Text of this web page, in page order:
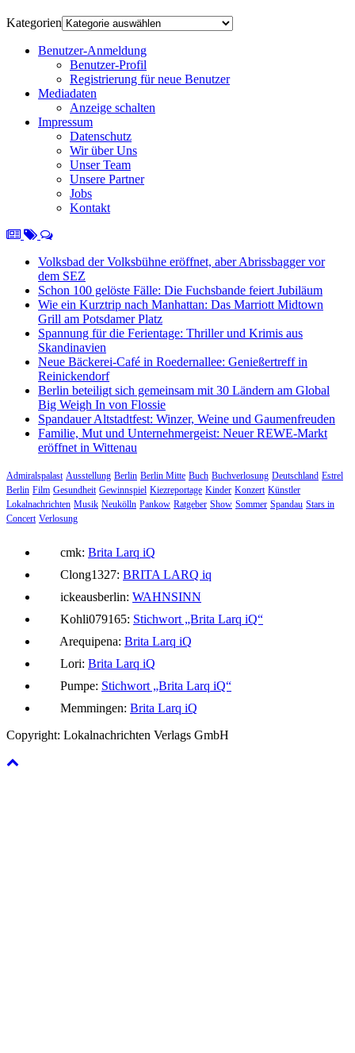
Kategorien
Benutzer-Anmeldung
Benutzer-Profil
Registrierung für neue Benutzer
Mediadaten
Anzeige schalten
Impressum
Datenschutz
Wir über Uns
Unser Team
Unsere Partner
Jobs
Kontakt
Volksbad der Volksbühne eröffnet, aber Abrissbagger vor
dem SEZ
Schon 100 gelöste Fälle: Die Fuchsbande feiert Jubiläum
Wie ein Kurztrip nach Manhattan: Das Marriott Midtown
Grill am Potsdamer Platz
Spannung für die Ferientage: Thriller und Krimis aus
Skandinavien
Neue Bäckerei-Café in Roedernallee: Genießertreff in
Reinickendorf
Berlin beteiligt sich gemeinsam mit 30 Ländern am Global
Big Weigh In von Flossie
Spandauer Altstadtfest: Winzer, Weine und Gaumenfreuden
Familie, Mut und Unternehmergeist: Neuer REWE-Markt
eröffnet in Wittenau
Admiralspalast Ausstellung Berlin Berlin Mitte Buch Buchverlosung Deutschland Estrel
Berlin Film Gesundheit Gewinnspiel Kiezreportage Kinder Konzert Künstler
Lokalnachrichten Musik Neukölln Pankow Ratgeber Show Sommer Spandau Stars in
Concert Verlosung
cmk: Brita Larq iQ
Clong1327: BRITA LARQ iq
ickeausberlin: WAHNSINN
Kohli079165: Stichwort „Brita Larq iQ“
Arequipena: Brita Larq iQ
Lori: Brita Larq iQ
Pumpe: Stichwort „Brita Larq iQ“
Memmingen: Brita Larq iQ
Copyright: Lokalnachrichten Verlags GmbH